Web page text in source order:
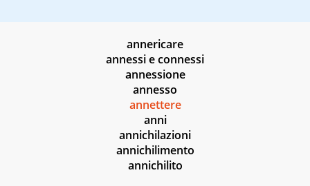
annericare
annessi e connessi
annessione
annesso
annettere
anni
annichilazioni
annichilimento
annichilito